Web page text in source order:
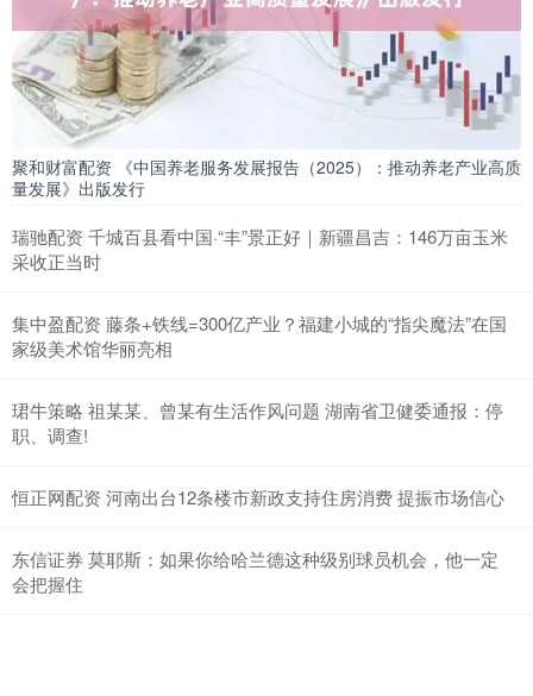
聚和财富配资 《中国养老服务发展报告（2025）：推动养老产业高质
量发展》出版发行
瑞驰配资 千城百县看中国·“丰”景正好｜新疆昌吉：146万亩玉米
采收正当时
集中盈配资 藤条+铁线=300亿产业？福建小城的“指尖魔法”在国
家级美术馆华丽亮相
珺牛策略 祖某某、曾某有生活作风问题 湖南省卫健委通报：停
职、调查!
恒正网配资 河南出台12条楼市新政支持住房消费 提振市场信心
东信证券 莫耶斯：如果你给哈兰德这种级别球员机会，他一定
会把握住